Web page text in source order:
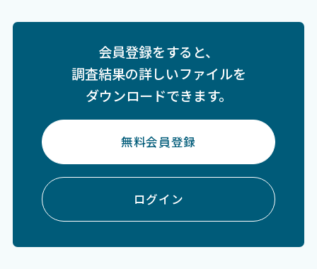
会員登録をすると、
調査結果の詳しいファイルを
ダウンロードできます。
無料会員登録
ログイン